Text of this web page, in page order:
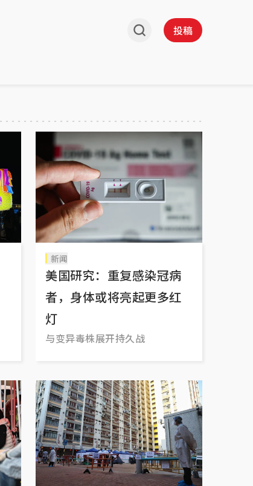
投稿
新闻
美国研究：重复感染冠病
者，身体或将亮起更多红
灯
与变异毒株展开持久战